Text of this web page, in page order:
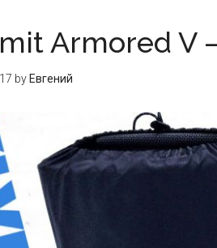
Armored V
by Евгений